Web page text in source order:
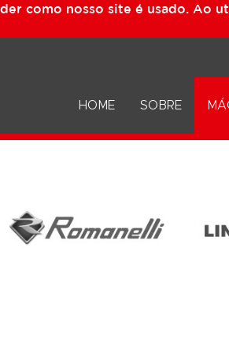
como nosso site é usado. Ao
HOME SOBRE